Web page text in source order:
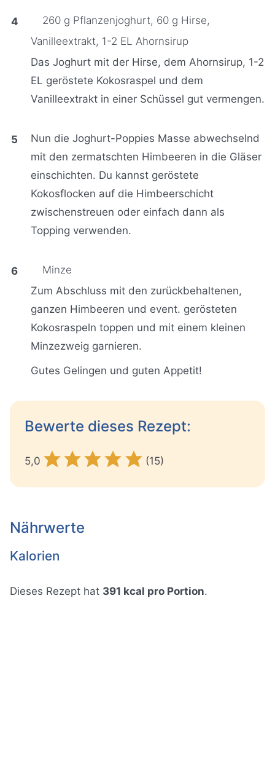
260 g Pflanzenjoghurt, 60 g Hirse,
Vanilleextrakt, 1-2 EL Ahornsirup
Das Joghurt mit der Hirse, dem Ahornsirup, 1-2
EL geröstete Kokosraspel und dem
Vanilleextrakt in einer Schüssel gut vermengen.
Nun die Joghurt-Poppies Masse abwechselnd
mit den zermatschten Himbeeren in die Gläser
einschichten. Du kannst geröstete
Kokosflocken auf die Himbeerschicht
zwischenstreuen oder einfach dann als
Topping verwenden.
Minze
Zum Abschluss mit den zurückbehaltenen,
ganzen Himbeeren und event. gerösteten
Kokosraspeln toppen und mit einem kleinen
Minzezweig garnieren.
Gutes Gelingen und guten Appetit!
Bewerte dieses Rezept:
5,0 (15)
Nährwerte
Kalorien
Dieses Rezept hat 391 kcal pro Portion.